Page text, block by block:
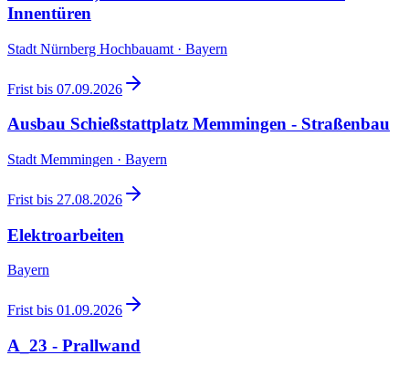
Innentüren
Stadt Nürnberg Hochbauamt · Bayern
Frist bis 07.09.2026
Ausbau Schießstattplatz Memmingen - Straßenbau
Stadt Memmingen · Bayern
Frist bis 27.08.2026
Elektroarbeiten
Bayern
Frist bis 01.09.2026
A_23 - Prallwand